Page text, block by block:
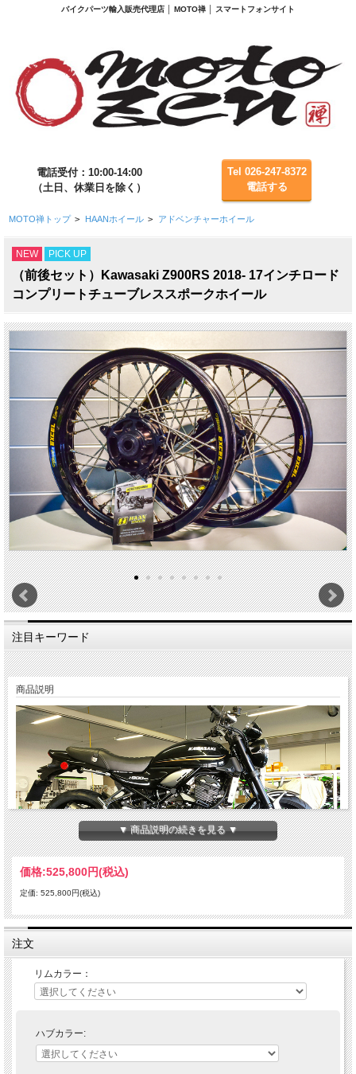
バイクパーツ輸入販売代理店 │ MOTO禅 │ スマートフォンサイト
電話受付：10:00-14:00
（土日、休業日を除く）
Tel 026-247-8372
電話する
MOTO禅トップ > HAANホイール > アドベンチャーホイール
NEW PICK UP
（前後セット）Kawasaki Z900RS 2018- 17インチロード
コンプリートチューブレススポークホイール
注目キーワード
商品説明
豊富なカラーラインナップから好きな組み合わせでカスタムが可能。
リムカラー：
ハブカラー：
シルバー、ゴールド、ブラック、イエロー、ブルー、レッド、グリーン、チタン、
スポークカラー：
シルバー、ブラック
※ブラックはオプション +9,680円 前後分
▼ 商品説明の続きを見る ▼
価格:525,800円(税込)
定価: 525,800円(税込)
注文
リムカラー：
ハブカラー: